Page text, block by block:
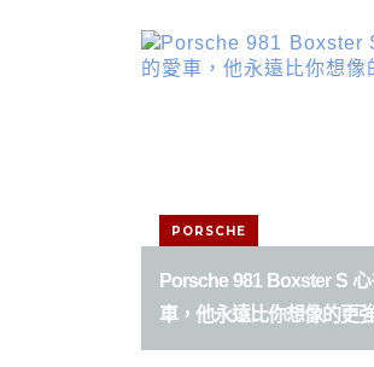
PORSCHE
Porsche 981 Boxster S
車，他永遠比你想像的更